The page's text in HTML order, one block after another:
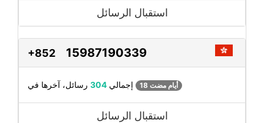
استقبال الرسائل
+852 15987190339
إجمالي 304 18 أيام مضت
استقبال الرسائل